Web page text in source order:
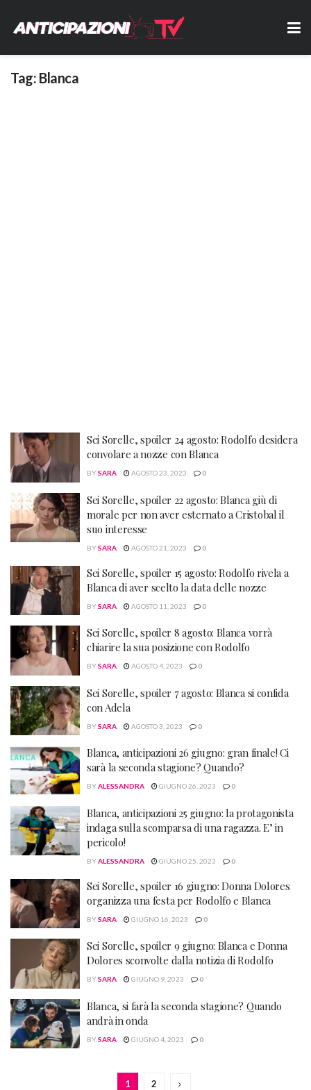
Tag: Blanca
Sei Sorelle, spoiler 24 agosto: Rodolfo desidera
convolare a nozze con Blanca
BYSARA AGOSTO 23, 2023 0
Sei Sorelle, spoiler 22 agosto: Blanca giù di
morale per non aver esternato a Cristobal il
suo interesse
BYSARA AGOSTO 21, 2023 0
Sei Sorelle, spoiler 15 agosto: Rodolfo rivela a
Blanca di aver scelto la data delle nozze
BYSARA AGOSTO 11, 2023 0
Sei Sorelle, spoiler 8 agosto: Blanca vorrà
chiarire la sua posizione con Rodolfo
BYSARA AGOSTO 4, 2023 0
Sei Sorelle, spoiler 7 agosto: Blanca si confida
con Adela
BYSARA AGOSTO 3, 2023 0
Blanca, anticipazioni 26 giugno: gran finale! Ci
sarà la seconda stagione? Quando?
BYALESSANDRA GIUGNO 26, 2023 0
Blanca, anticipazioni 25 giugno: la protagonista
indaga sulla scomparsa di una ragazza. E’ in
pericolo!
BYALESSANDRA GIUGNO 25, 2023 0
Sei Sorelle, spoiler 16 giugno: Donna Dolores
organizza una festa per Rodolfo e Blanca
BYSARA GIUGNO 16, 2023 0
Sei Sorelle, spoiler 9 giugno: Blanca e Donna
Dolores sconvolte dalla notizia di Rodolfo
BYSARA GIUGNO 9, 2023 0
Blanca, si farà la seconda stagione? Quando
andrà in onda
BYSARA GIUGNO 4, 2023 0
1 2